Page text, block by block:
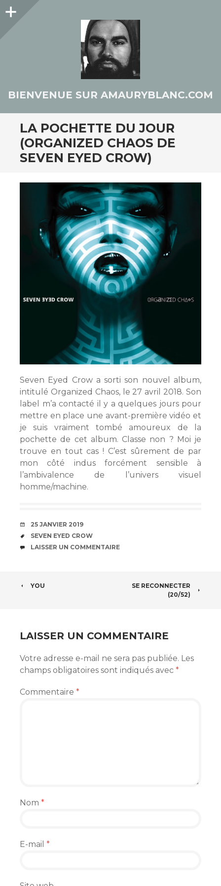
Colonne
BIENVENUE SUR AMAURYBLANC.COM
LA POCHETTE DU JOUR
(ORGANIZED CHAOS DE
SEVEN EYED CROW)
Seven Eyed Crow a sorti son nouvel album,
intitulé Organized Chaos, le 27 avril 2018. Son
label m’a contacté il y a quelques jours pour
mettre en place une avant-première vidéo et
je suis vraiment tombé amoureux de la
pochette de cet album. Classe non ? Moi je
trouve en tout cas ! C’est sûrement de par
mon côté indus forcément sensible à
l’ambivalence de l’univers visuel
homme/machine.
DATE
25 JANVIER 2019
ÉTIQUETTES
SEVEN EYED CROW
COMMENTAIRES
LAISSER UN COMMENTAIRE
NAVIGATION
ARTICLES
YOU
SE RECONNECTER
(20/52)
LAISSER UN COMMENTAIRE
Votre adresse e-mail ne sera pas publiée. Les
champs obligatoires sont indiqués avec *
Commentaire *
Nom *
E-mail *